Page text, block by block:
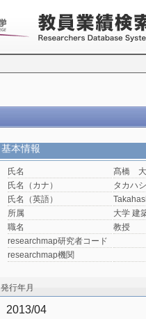
基本情報
氏名
髙橋
氏名（カナ）
タカハ
氏名（英語）
所属
大学 建
職名
教授
researchmap研究者コード
researchmap機関
発行年月
2013/04